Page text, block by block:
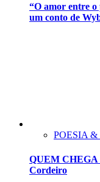
“O amor entre o
um conto de
POESIA &
QUEM CHEGA
Cordeiro